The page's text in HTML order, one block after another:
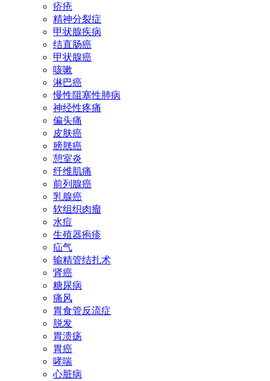
疥疮
精神分裂症
甲状腺疾病
结直肠癌
甲状腺癌
咳嗽
淋巴癌
慢性阻塞性肺病
神经性疼痛
偏头痛
皮肤癌
膀胱癌
憩室炎
纤维肌痛
前列腺癌
乳腺癌
软组织肉瘤
水痘
生殖器疱疹
疝气
输精管结扎术
肾癌
糖尿病
痛风
胃食管反流症
脱发
胃溃疡
胃癌
哮喘
心脏病